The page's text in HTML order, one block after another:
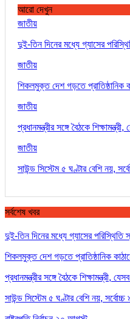
আরো দেখুন
জাতীয়
দুই-তিন দিনের মধ্যে গ্যাসের
জাতীয়
শিকলমুক্ত দেশ গড়তে প্রাতিষ্ঠানিক
জাতীয়
প্রধানমন্ত্রীর সঙ্গে বৈঠকে
জাতীয়
সাউন্ড সিস্টেম ৫ ঘণ্টার বেশি নয়,
সর্বশেষ খবর
দুই-তিন দিনের মধ্যে গ্যাসের পরিস্থিতি
শিকলমুক্ত দেশ গড়তে প্রাতিষ্ঠানিক
প্রধানমন্ত্রীর সঙ্গে বৈঠকে শিক্ষামন্ত্রী,
সাউন্ড সিস্টেম ৫ ঘণ্টার বেশি নয়,